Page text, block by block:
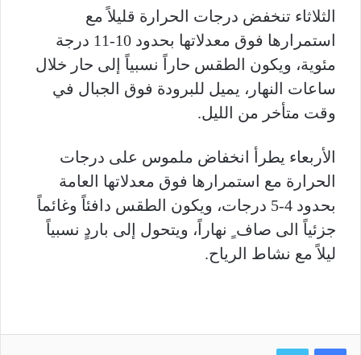
الثلاثاء تنخفض درجات الحرارة قليلاً مع
استمرارها فوق معدلاتها بحدود 10-11 درجة
مئوية، ويكون الطقس حاراً نسبياً إلى حار خلال
ساعات النهار، يميل للبرودة فوق الجبال في
وقت متأخر من الليل.
الأربعاء يطرأ انخفاض ملموس على درجات
الحرارة مع استمرارها فوق معدلاتها العامة
بحدود 4-5 درجات، ويكون الطقس دافئاً وغائماً
جزئياً الى صاف ٍ نهاراً، ويتحول إلى باردٍ نسبياً
ليلاً مع نشاط الرياح.